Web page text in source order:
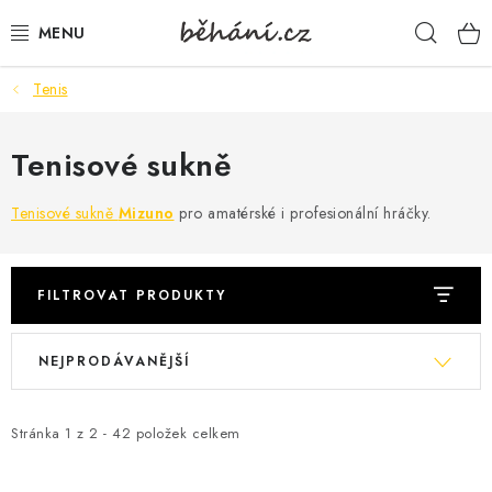
na
BOTY PÁNSKÉ
BOTY DÁMSKÉ
PÁNSKÉ OBLEČENÍ
DÁMSKÉ OBLEČENÍ
DOPLŇKY
VELIKOSTNÍ TABULKY
Tenis
Tenisové sukně
Tenisové sukně Mizuno pro amatérské i profesionální hráčky.
FILTROVAT PRODUKTY
V
i
Stránka 1 z 2 - 42 položek celkem
Ř
e
NEJPRODÁVANĚJŠÍ